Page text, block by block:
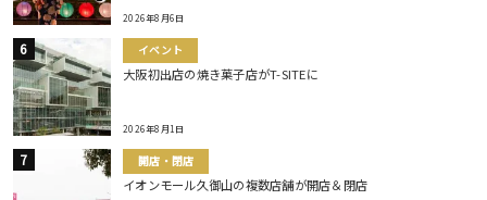
2026年8月6日
イベント
大阪初出店の焼き菓子店がT-SITEに
2026年8月1日
開店・閉店
イオンモール久御山の複数店舗が開店＆閉店